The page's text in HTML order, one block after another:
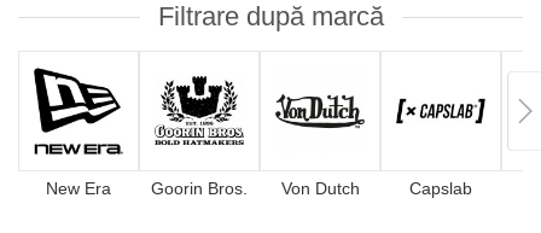
Filtrare după marcă
New Era Goorin Bros. Von Dutch Capslab